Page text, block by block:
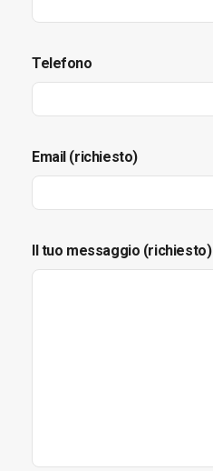
Telefono
Email (richiesto)
Il tuo messaggio (richiesto)